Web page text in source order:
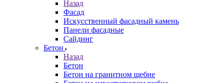
Назад
Фасад
Искусственный фасадный камень
Панели фасадные
Сайдинг
Бетон
Назад
Бетон
Бетон на гранитном щебне